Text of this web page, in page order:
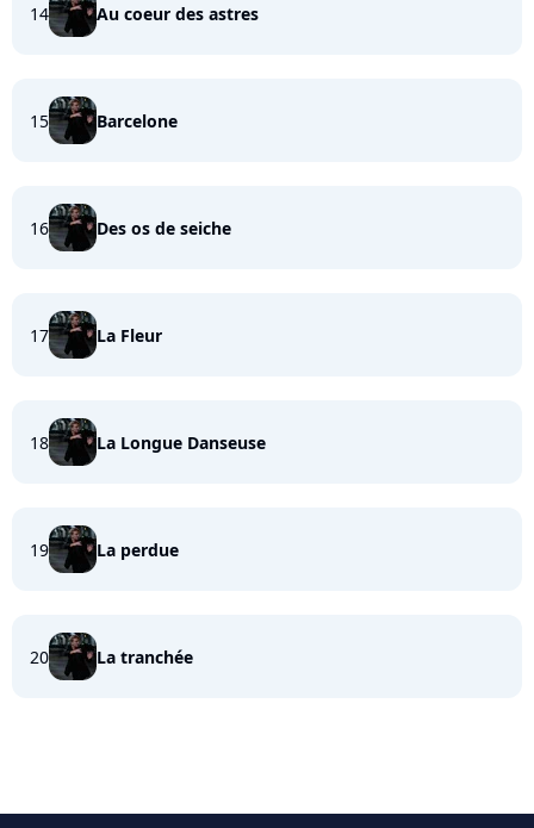
14 Au coeur des astres
15 Barcelone
16 Des os de seiche
17 La Fleur
18 La Longue Danseuse
19 La perdue
20 La tranchée